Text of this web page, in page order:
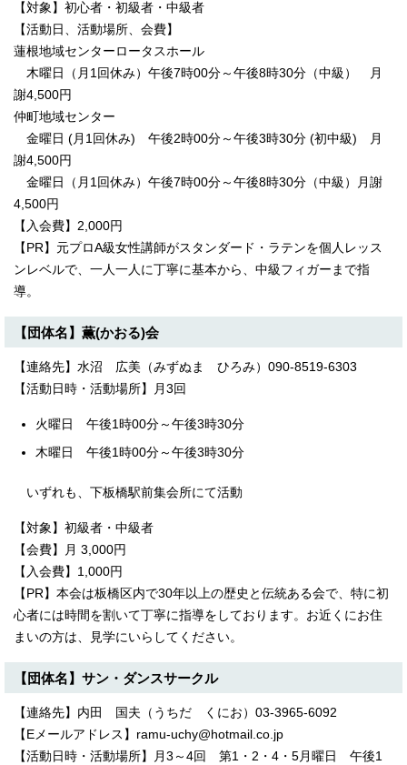
【対象】初心者・初級者・中級者
【活動日、活動場所、会費】
蓮根地域センターロータスホール
木曜日（月1回休み）午後7時00分～午後8時30分（中級） 月
謝4,500円
仲町地域センター
金曜日 (月1回休み) 午後2時00分～午後3時30分 (初中級) 月
謝4,500円
金曜日（月1回休み）午後7時00分～午後8時30分（中級）月謝
4,500円
【入会費】2,000円
【PR】元プロA級女性講師がスタンダード・ラテンを個人レッス
ンレベルで、一人一人に丁寧に基本から、中級フィガーまで指
導。
【団体名】薫(かおる)会
【連絡先】水沼 広美（みずぬま ひろみ）090-8519-6303
【活動日時・活動場所】月3回
火曜日 午後1時00分～午後3時30分
木曜日 午後1時00分～午後3時30分
いずれも、下板橋駅前集会所にて活動
【対象】初級者・中級者
【会費】月 3,000円
【入会費】1,000円
【PR】本会は板橋区内で30年以上の歴史と伝統ある会で、特に初
心者には時間を割いて丁寧に指導をしております。お近くにお住
まいの方は、見学にいらしてください。
【団体名】サン・ダンスサークル
【連絡先】内田 国夫（うちだ くにお）03-3965-6092
【Eメールアドレス】ramu-uchy@hotmail.co.jp
【活動日時・活動場所】月3～4回 第1・2・4・5月曜日 午後1